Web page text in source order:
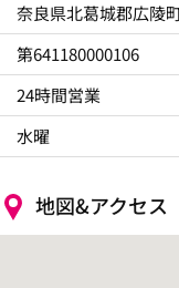
奈良県北葛城郡広陵
第641180000106
24時間営業
水曜
地図&アクセス